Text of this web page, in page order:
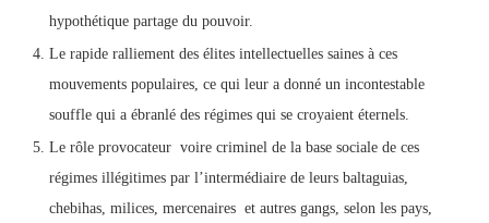
hypothétique partage du pouvoir.
Le rapide ralliement des élites intellectuelles saines à ces
mouvements populaires, ce qui leur a donné un incontestable
souffle qui a ébranlé des régimes qui se croyaient éternels.
Le rôle provocateur voire criminel de la base sociale de ces
régimes illégitimes par l’intermédiaire de leurs baltaguias,
chebihas, milices, mercenaires et autres gangs, selon les pays,